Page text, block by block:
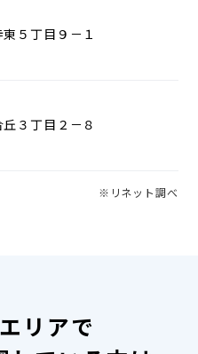
５丁目９－１
３丁目２－８
※リネット調べ
リアで